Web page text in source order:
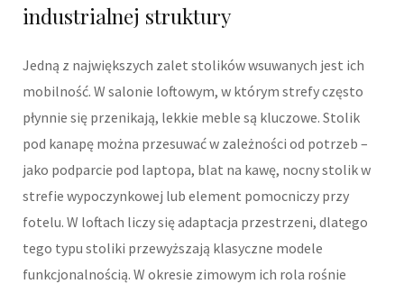
industrialnej struktury
Jedną z największych zalet stolików wsuwanych jest ich
mobilność. W salonie loftowym, w którym strefy często
płynnie się przenikają, lekkie meble są kluczowe. Stolik
pod kanapę można przesuwać w zależności od potrzeb –
jako podparcie pod laptopa, blat na kawę, nocny stolik w
strefie wypoczynkowej lub element pomocniczy przy
fotelu. W loftach liczy się adaptacja przestrzeni, dlatego
tego typu stoliki przewyższają klasyczne modele
funkcjonalnością. W okresie zimowym ich rola rośnie